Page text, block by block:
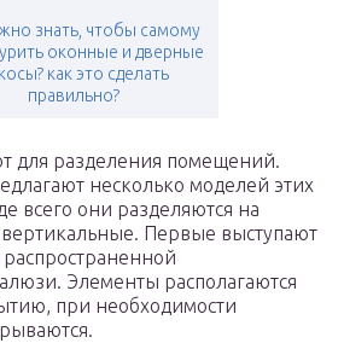
знать, чтобы самому
оконные и дверные
как это сделать
правильно?
для разделения помещений.
несколько моделей этих
всего они разделяются на
Первые выступают
Элементы располагаются
при необходимости